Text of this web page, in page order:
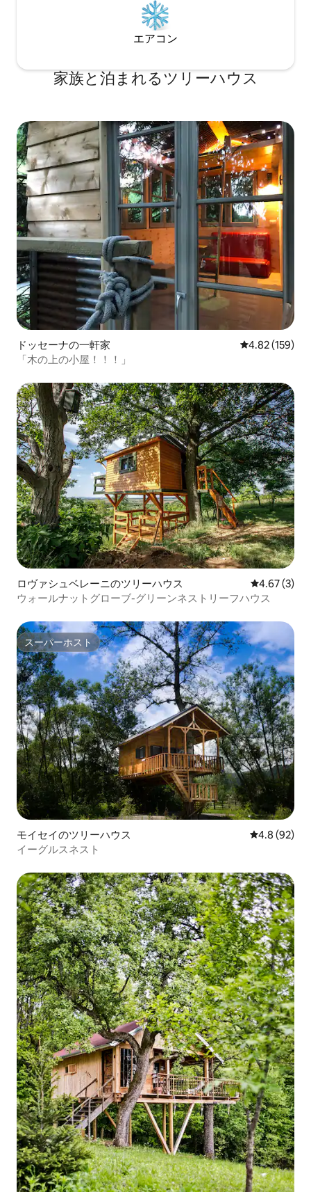
エアコン
家族と泊まれるツリーハウス
ドッセーナの一軒家 レビュー159
4.82 (159)
「木の上の小屋！！！」
ロヴァシュベレーニのツリーハウス レビュー3
4.67 (3)
ウォールナットグローブ-グリーンネストリーフハウス
スーパーホスト
スーパーホスト
モイセイのツリーハウス レビュー92
4.8 (92)
イーグルスネスト